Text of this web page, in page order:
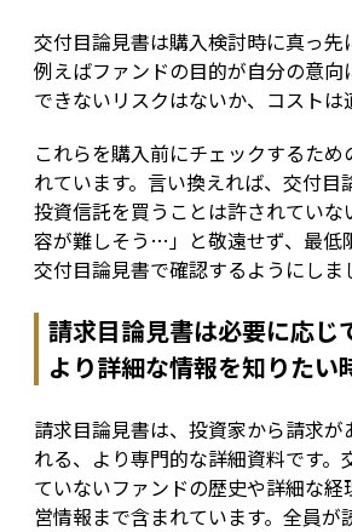
交付目論見書は購入検討時に真っ先
例えばファンドの目的が自分の意向
できないリスクはないか、コストは
これらを購入前にチェックするた
れています。言い換えれば、交付目
投資信託を買うことは許されていな
容が難しそう…」と敬遠せず、最低
交付目論見書で確認するようにしま
請求目論見書は必要に応じ
より詳細な情報を知りたい
請求目論見書は、投資家から請求が
れる、より専門的な詳細資料です。
ていないファンドの歴史や詳細な
営情報まで含まれています。全員が